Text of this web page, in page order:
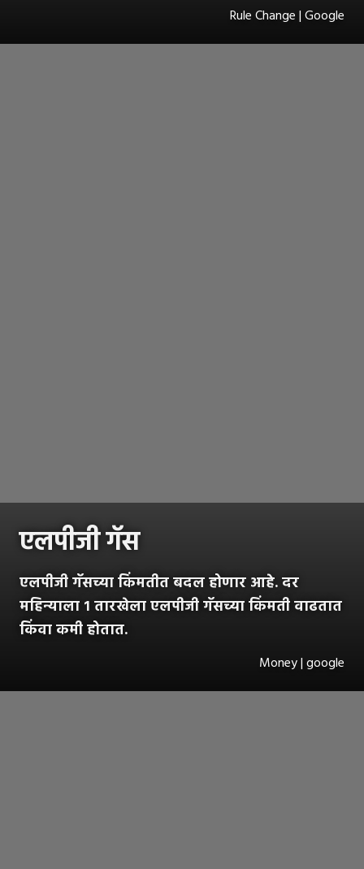
Rule Change | Google
एलपीजी गॅस
एलपीजी गॅसच्या किंमतीत बदल होणार आहे. दर
महिन्याला १ तारखेला एलपीजी गॅसच्या किंमती वाढतात
किंवा कमी होतात.
Money | google